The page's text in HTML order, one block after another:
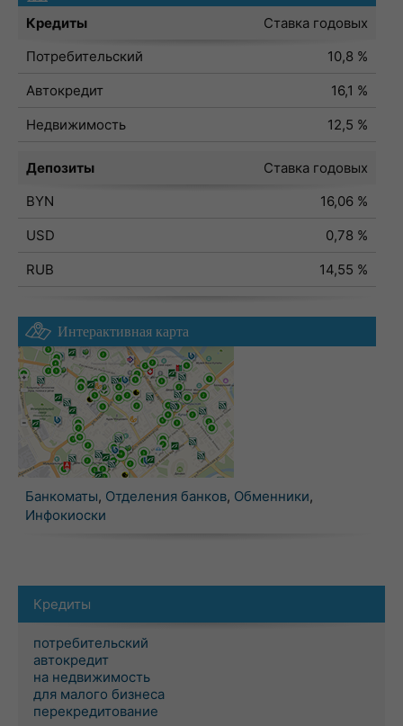
Кредиты
Ставка годовых
Потребительский
10,8 %
Автокредит
16,1 %
Недвижимость
12,5 %
Депозиты
Ставка годовых
BYN
16,06 %
USD
0,78 %
RUB
14,55 %
Интерактивная карта
Банкоматы, Отделения банков, Обменники,
Инфокиоски
Кредиты
потребительский
автокредит
на недвижимость
для малого бизнеса
перекредитование